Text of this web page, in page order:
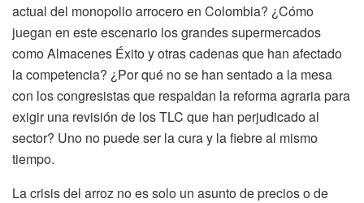
actual del monopolio arrocero en Colombia? ¿Cómo
juegan en este escenario los grandes supermercados
como Almacenes Éxito y otras cadenas que han afectado
la competencia? ¿Por qué no se han sentado a la mesa
con los congresistas que respaldan la reforma agraria para
exigir una revisión de los TLC que han perjudicado al
sector? Uno no puede ser la cura y la fiebre al mismo
tiempo.
La crisis del arroz no es solo un asunto de precios o de